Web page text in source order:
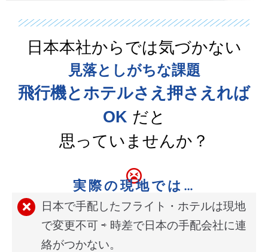
日本本社からでは気づかない
見落としがちな課題
飛行機とホテルさえ押さえれば
OK だと
思っていませんか？
実際の現地では…
日本で手配したフライト・ホテルは現地
で変更不可 ⇨ 時差で日本の手配会社に連
絡がつかない。